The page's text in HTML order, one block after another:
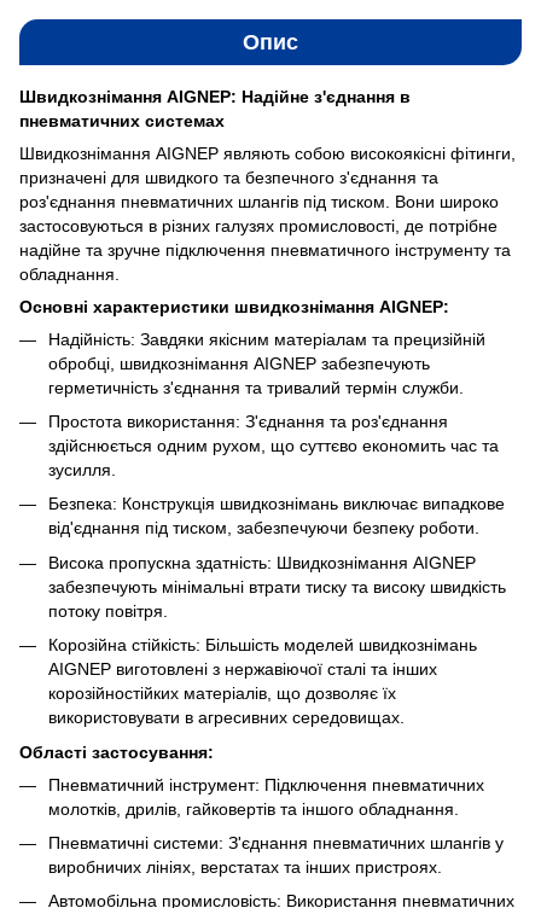
Опис
Швидкознімання AIGNEP: Надійне з'єднання в
пневматичних системах
Швидкознімання AIGNEP являють собою високоякісні фітинги,
призначені для швидкого та безпечного з'єднання та
роз'єднання пневматичних шлангів під тиском. Вони широко
застосовуються в різних галузях промисловості, де потрібне
надійне та зручне підключення пневматичного інструменту та
обладнання.
Основні характеристики швидкознімання AIGNEP:
Надійність: Завдяки якісним матеріалам та прецизійній
обробці, швидкознімання AIGNEP забезпечують
герметичність з'єднання та тривалий термін служби.
Простота використання: З'єднання та роз'єднання
здійснюється одним рухом, що суттєво економить час та
зусилля.
Безпека: Конструкція швидкознімань виключає випадкове
від'єднання під тиском, забезпечуючи безпеку роботи.
Висока пропускна здатність: Швидкознімання AIGNEP
забезпечують мінімальні втрати тиску та високу швидкість
потоку повітря.
Корозійна стійкість: Більшість моделей швидкознімань
AIGNEP виготовлені з нержавіючої сталі та інших
корозійностійких матеріалів, що дозволяє їх
використовувати в агресивних середовищах.
Області застосування:
Пневматичний інструмент: Підключення пневматичних
молотків, дрилів, гайковертів та іншого обладнання.
Пневматичні системи: З'єднання пневматичних шлангів у
виробничих лініях, верстатах та інших пристроях.
Автомобільна промисловість: Використання пневматичних